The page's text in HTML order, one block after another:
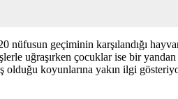
geçiminin karşılandığı
uğraşırken çocuklar ise bir
olduğu koyunlarına yakın ilgi